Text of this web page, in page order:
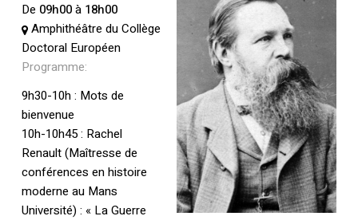
De 09h00à 18h00
Amphithéâtre du Collège
Doctoral Européen
Programme:
9h30-10h : Mots de
bienvenue
10h-10h45 : Rachel
Renault (Maîtresse de
conférences en histoire
moderne au Mans
Université) : « La Guerre